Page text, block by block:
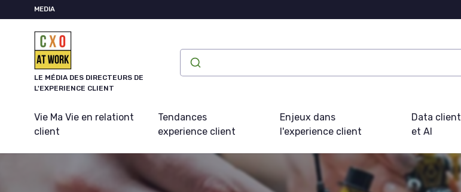
MEDIA
LE MÉDIA DES DIRECTEURS DE
L'EXPERIENCE CLIENT
Vie Ma Vie en relationt
client
Tendances
experience client
Enjeux dans
l'experience client
Data client
et AI
Panneau de gestion des cookies